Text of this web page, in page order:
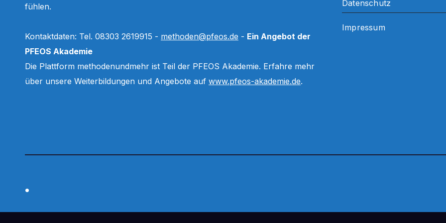
fühlen.
Kontaktdaten: Tel. 08303 2619915 - methoden@pfeos.de - Ein Angebot der
PFEOS Akademie
Die Plattform methodenundmehr ist Teil der PFEOS Akademie. Erfahre mehr
über unsere Weiterbildungen und Angebote auf www.pfeos-akademie.de.
Datenschutz
Impressum
.